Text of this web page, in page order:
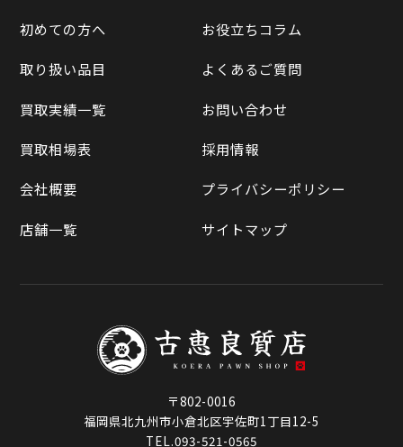
買取実績一覧
買取相場表
Yahoo!オークション
メルカリ
ラクマ
初めての方へ
取り扱い品目
買取実績一覧
買取相場表
会社概要
店舗一覧
お役立ちコラム
よくあるご質問
お問い合わせ
採用情報
プライバシーポリシー
サイトマップ
〒802-0016
福岡県北九州市小倉北区宇佐町1丁目12-5
TEL.093-521-0565